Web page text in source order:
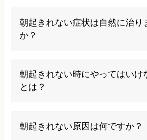
朝起きれない症状は自然に治り
か？
ムがさらに崩れる恐れがあります
特定して適切なケアを始めること
朝起きれない時にやってはいけ
とは？
します。また無理に起きようとし
をかけるのも避けましょう。焦ら
朝起きれない原因は何ですか？